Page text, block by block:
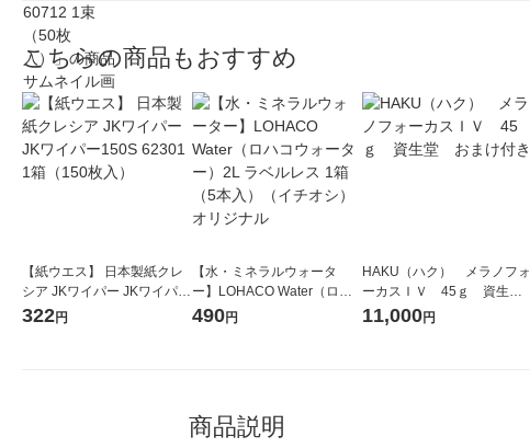
こちらの商品もおすすめ
【紙ウエス】 日本製紙クレ
シア JKワイパー JKワイパー
150S 62301 1箱（150枚
322円
【水・ミネラルウォータ
ー】LOHACO Water（ロハ
コウォーター）2L ラベルレ
490円
HAKU（ハク） メラノフォ
ーカスＩＶ 45ｇ 資生
堂 おまけ付き
11,000円
商品説明